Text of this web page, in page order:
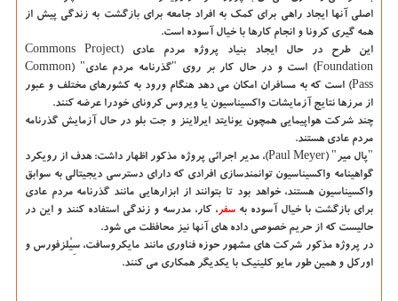
اصلی آنها ایجاد راهی برای کمک به افراد جامعه برای بازگشت به زندگی پیش از
همه گیری کرونا و انجام کارها با خیال آسوده است.
این طرح در حال ایجاد بنیاد پروژه مردم عادی (Commons Project
Foundation) است و در حال کار بر روی "گذرنامه مردم عادی" (Common
Pass) است که به مسافران امکان می دهد هنگام ورود به کشورهای مختلف و عبور
از مرزها نتایج آزمایشات واکسیناسیون یا ویروس کرونای خودرا عرضه کنند.
چند شرکت هواپیمایی همچون یونایتد ایرلاینز و جت بلو در حال آزمایش گذرنامه
مردم عادی هستند.
"پال میر" (Paul Meyer)، مدیر اجرائی پروژه مذکور اظهار داشت: هدف از رویکرد
گواهینامه واکسیناسیون توانمندسازی افرادی که دارای دسترسی دیجیتالی به سوابق
واکسیناسیون هستند، خواهد بود تا بتوانند از ابزارهایی مانند گذرنامه مردم عادی
برای بازگشت با خیال آسوده به سفر، کار، مدرسه و زندگی استفاده کنند و این در
حالیست که از حریم خصوصی داده های آنها نیز محافظت می شود.
در پروژه مذکور شرکت های مشهور حوزه فناوری مانند مایکروسافت، سِیْلزفورس و
اورکل و همین طور مایو کلینیک با یکدیگر همکاری می کنند.